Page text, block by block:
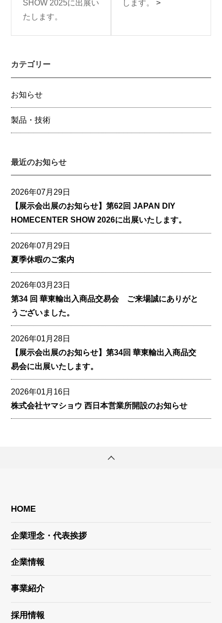
SHOW 2025に出展い
たします。
します。 >
カテゴリー
お知らせ
製品・技術
最近のお知らせ
2026年07月29日
【展示会出展のお知らせ】第62回 JAPAN DIY
HOMECENTER SHOW 2026に出展いたします。
2026年07月29日
夏季休暇のご案内
2026年03月23日
第34 回 華東輸出入商品交易会 ご来場誠にありがと
うございました。
2026年01月28日
【展示会出展のお知らせ】第34回 華東輸出入商品交
易会に出展いたします。
2026年01月16日
株式会社ヤマショウ 西日本営業所開設のお知らせ
HOME
企業理念・代表挨拶
企業情報
事業紹介
採用情報